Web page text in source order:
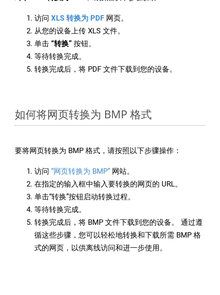
访问 XLS 转换为 PDF 网页。
从您的设备上传 XLS 文件。
单击 “转换” 按钮。
等待转换完成。
转换完成后，将 PDF 文件下载到您的设备。
如何将网页转换为 BMP 格式
要将网页转换为 BMP 格式，请按照以下步骤操作：
访问 “网页转换为 BMP” 网站。
在指定的输入框中输入要转换的网页的 URL。
单击“转换”按钮启动转换过程。
等待转换完成。
转换完成后，将 BMP 文件下载到您的设备。 通过遵
循这些步骤，您可以轻松地转换和下载所需 BMP 格
式的网页，以供离线访问和进一步使用。